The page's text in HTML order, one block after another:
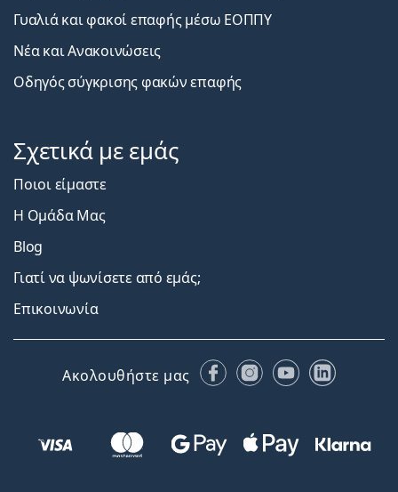
Γυαλιά και φακοί επαφής μέσω ΕΟΠΠΥ
Νέα και Ανακοινώσεις
Οδηγός σύγκρισης φακών επαφής
Σχετικά με εμάς
Ποιοι είμαστε
Η Ομάδα Μας
Blog
Γιατί να ψωνίσετε από εμάς;
Επικοινωνία
Ακολουθήστε μας FacebookInstagram
YouTubeLinkedIn